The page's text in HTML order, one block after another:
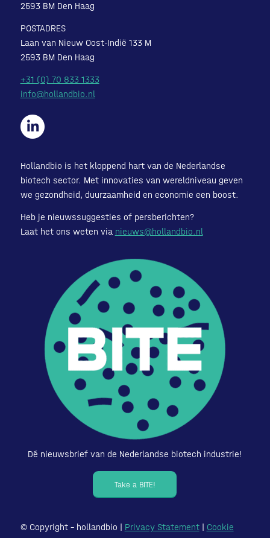
2593 BM Den Haag
POSTADRES
Laan van Nieuw Oost-Indië 133 M
2593 BM Den Haag
+31 (0) 70 833 1333
info@hollandbio.nl
Hollandbio is het kloppend hart van de Nederlandse
biotech sector. Met innovaties van wereldniveau geven
we gezondheid, duurzaamheid en economie een boost.
Heb je nieuwssuggesties of persberichten?
Laat het ons weten via nieuws@hollandbio.nl
Dé nieuwsbrief van de Nederlandse biotech industrie!
Take a BITE!
© Copyright – hollandbio | Privacy Statement| Cookie